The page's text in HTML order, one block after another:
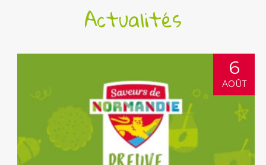
Actualités
6
AOÛT